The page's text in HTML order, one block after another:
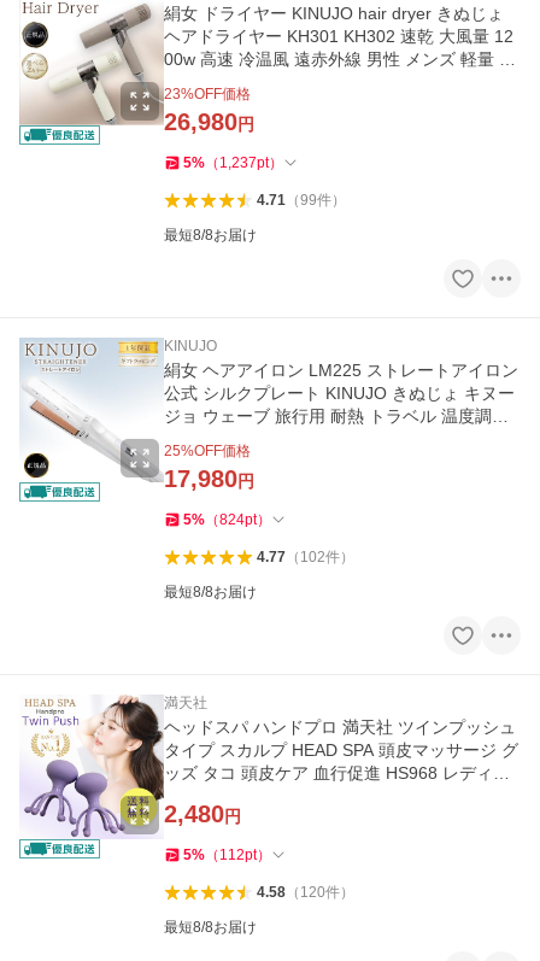
絹女 ドライヤー KINUJO hair dryer きぬじょ
ヘアドライヤー KH301 KH302 速乾 大風量 12
00w 高速 冷温風 遠赤外線 男性 メンズ 軽量 低
23%OFF価格
26,980円
5% （ 1,237pt）
4.71（99件）
最短8/8お届け
KINUJO
絹女 ヘアアイロン LM225 ストレートアイロン
公式 シルクプレート KINUJO きぬじょ キヌー
ジョ ウェーブ 旅行用 耐熱 トラベル 温度調整
25%OFF価格
17,980円
5% （824pt）
4.77（ 102件）
最短8/8お届け
満天社
ヘッドスパ ハンドプロ 満天社 ツインプッシュ
タイプ スカルプ HEAD SPA 頭皮マッサージ グ
ッズ タコ 頭皮ケア 血行促進 HS968 レディー
2,480円
5% （ 112pt）
4.58（ 120件）
最短8/8お届け